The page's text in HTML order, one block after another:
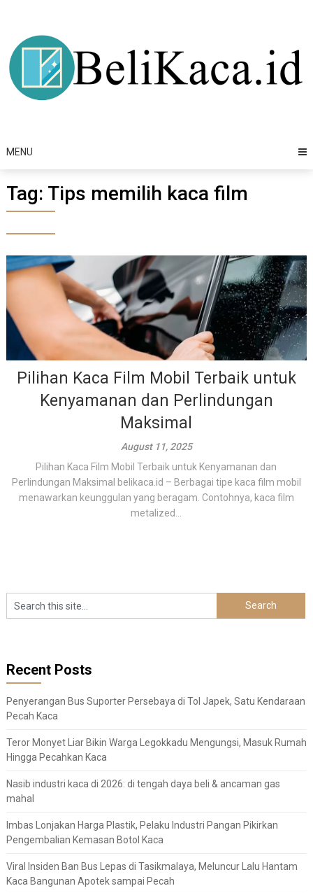
content
MENU
Tag: Tips memilih kaca film
Pilihan Kaca Film Mobil Terbaik untuk
Kenyamanan dan Perlindungan
Maksimal
August 11, 2025
Pilihan Kaca Film Mobil Terbaik untuk Kenyamanan dan
Perlindungan Maksimal belikaca.id – Berbagai tipe kaca film mobil
menawarkan keunggulan yang beragam. Contohnya, kaca film
metalized...
Recent Posts
Penyerangan Bus Suporter Persebaya di Tol Japek, Satu Kendaraan
Pecah Kaca
Teror Monyet Liar Bikin Warga Legokkadu Mengungsi, Masuk Rumah
Hingga Pecahkan Kaca
Nasib industri kaca di 2026: di tengah daya beli & ancaman gas
mahal
Imbas Lonjakan Harga Plastik, Pelaku Industri Pangan Pikirkan
Pengembalian Kemasan Botol Kaca
Viral Insiden Ban Bus Lepas di Tasikmalaya, Meluncur Lalu Hantam
Kaca Bangunan Apotek sampai Pecah